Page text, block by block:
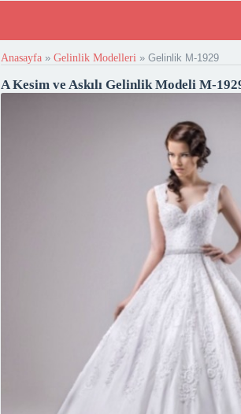
Anasayfa» Gelinlik Modelleri» Gelinlik M-1929
A Kesim ve Askılı Gelinlik Modeli M-